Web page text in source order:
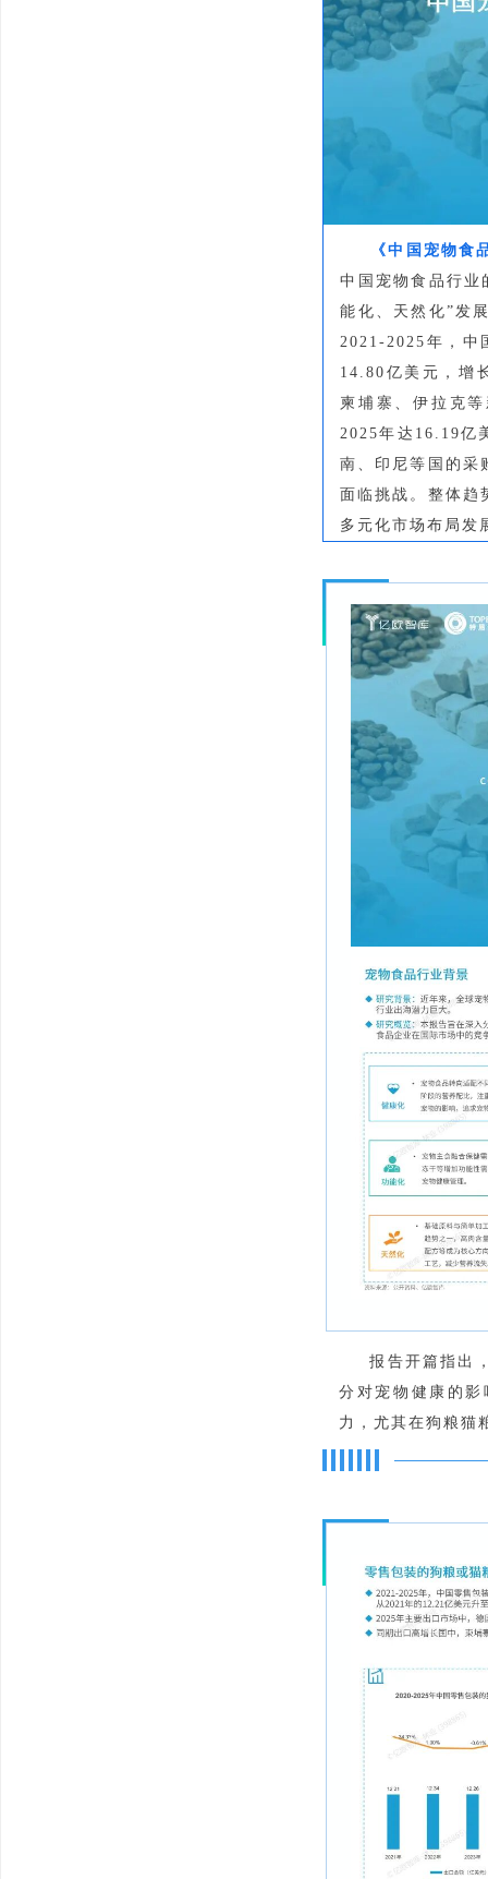
《中国宠物食
中国宠物食品行业
能化、天然化”发
2021-2025年，中
14.80亿美元，增
柬埔寨、伊拉克
2025年达16.19亿
南、印尼等国的采
面临挑战。整体趋
多元化市场布局发
报告开篇指出
分对宠物健康的
力，尤其在狗粮猫